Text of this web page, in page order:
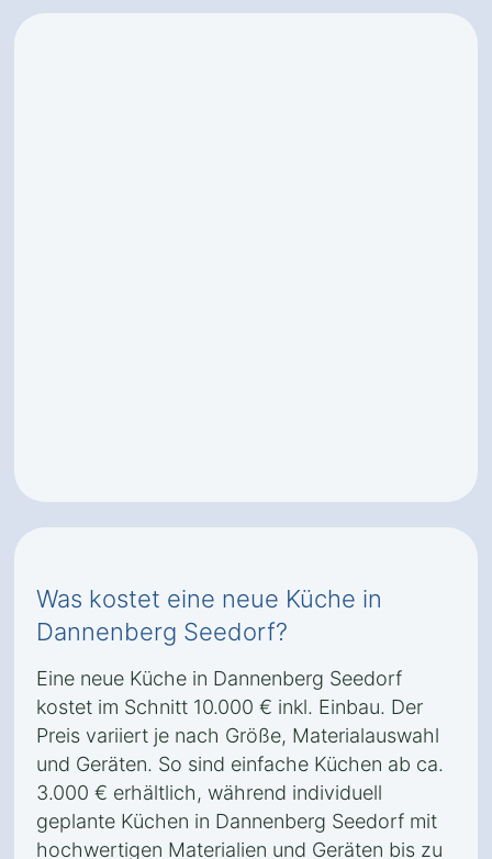
Was kostet eine neue Küche in
Dannenberg Seedorf?
Eine neue Küche in Dannenberg Seedorf
kostet im Schnitt 10.000 € inkl. Einbau. Der
Preis variiert je nach Größe, Materialauswahl
und Geräten. So sind einfache Küchen ab ca.
3.000 € erhältlich, während individuell
geplante Küchen in Dannenberg Seedorf mit
hochwertigen Materialien und Geräten bis zu